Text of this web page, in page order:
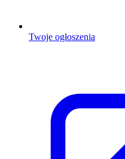
Twoje ogłoszenia